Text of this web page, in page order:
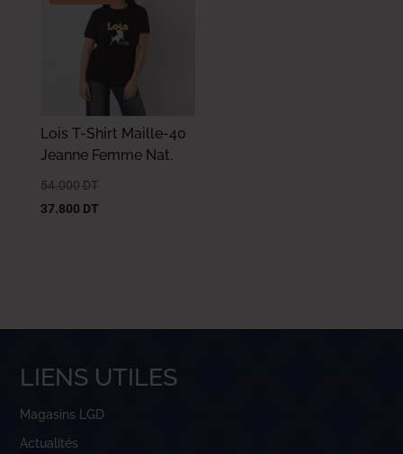
Lois T-Shirt Maille-40
Jeanne Femme Nat.
54.000 DT
37.800 DT
LIENS UTILES
Magasins LGD
Actualités